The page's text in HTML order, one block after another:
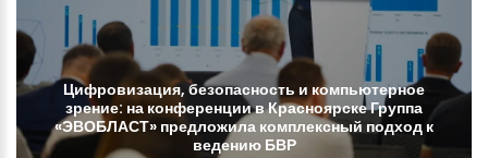
Цифровизация, безопасность и компьютерное
зрение: на конференциивКрасноярскеГруппа
«ЭВОБЛАСТ» предложила комплексный подход к
ведению БВР